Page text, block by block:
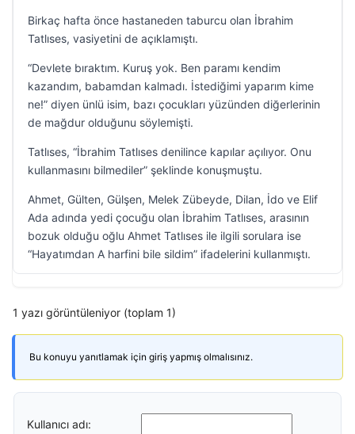
Birkaç hafta önce hastaneden taburcu olan İbrahim
Tatlıses, vasiyetini de açıklamıştı.
“Devlete bıraktım. Kuruş yok. Ben paramı kendim
kazandım, babamdan kalmadı. İstediğimi yaparım kime
ne!” diyen ünlü isim, bazı çocukları yüzünden diğerlerinin
de mağdur olduğunu söylemişti.
Tatlıses, “İbrahim Tatlıses denilince kapılar açılıyor. Onu
kullanmasını bilmediler” şeklinde konuşmuştu.
Ahmet, Gülten, Gülşen, Melek Zübeyde, Dilan, İdo ve Elif
Ada adında yedi çocuğu olan İbrahim Tatlıses, arasının
bozuk olduğu oğlu Ahmet Tatlıses ile ilgili sorulara ise
“Hayatımdan A harfini bile sildim” ifadelerini kullanmıştı.
1 yazı görüntüleniyor (toplam 1)
Bu konuyu yanıtlamak için giriş yapmış olmalısınız.
Kullanıcı adı: